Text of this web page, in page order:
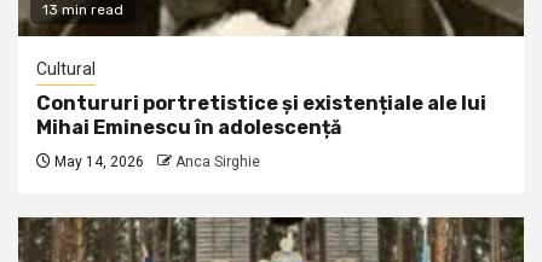
13 min read
Cultural
Contururi portretistice și existențiale ale lui
Mihai Eminescu în adolescență
May 14, 2026 Anca Sirghie